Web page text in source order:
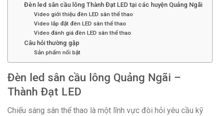
Đèn led sân cầu lông Thành Đạt LED tại các huyện Quảng Ngãi
Video giới thiệu đèn LED sân thể thao
Video lắp đặt đèn LED sân thể thao
Video đánh giá đèn LED sân thể thao
Câu hỏi thường gặp
Sản phẩm nổi bật
Đèn led sân cầu lông Quảng Ngãi –
Thành Đạt LED
Chiếu sáng sân thể thao là một lĩnh vực đòi hỏi yêu cầu kỹ